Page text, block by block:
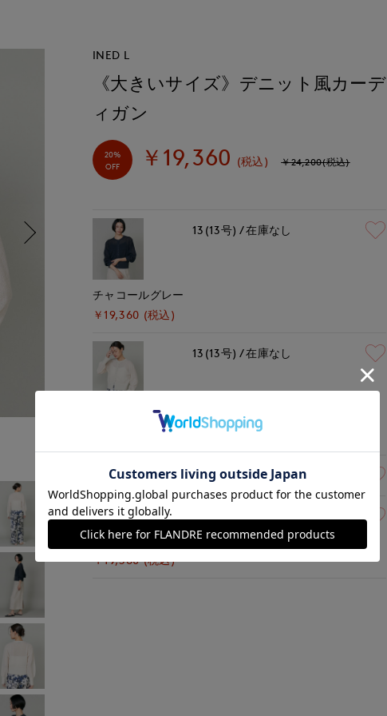
INED L
《大きいサイズ》デニット風カーデ
ィガン
20%
OFF
￥19,360 (税込) ￥24,200(税込)
チャコールグレー
￥19,360 (税込)
13(13号) 在庫なし
￥19,360 (税込)
13(13号) 在庫なし
ブルー
￥19,360 (税込)
13(13号) 残りわずか